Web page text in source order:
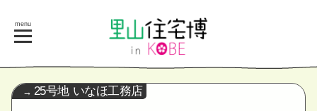
menu
25号地 いなほ工務店